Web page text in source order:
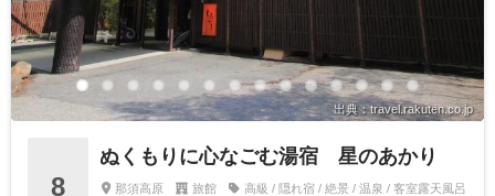
出典：travel.rakuten.co.jp
8
ぬくもりに心なごむ湯宿 星のあかり
那須高原 旅館
高級 / 隠れ宿 / 絶景 / 温泉 / 客室露天風呂